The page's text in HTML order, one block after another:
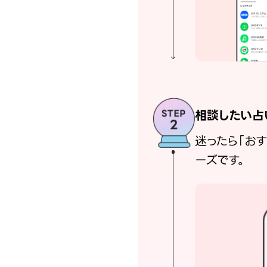
相談したい
迷ったら「お
ーズです。